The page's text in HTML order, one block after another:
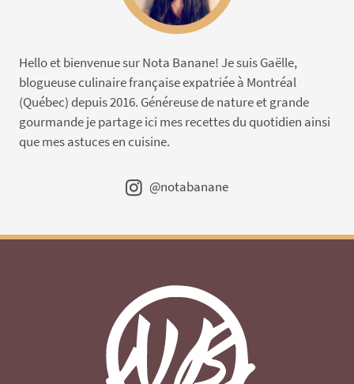
Hello et bienvenue sur Nota Banane! Je suis Gaëlle,
blogueuse culinaire française expatriée à Montréal
(Québec) depuis 2016. Généreuse de nature et grande
gourmande je partage ici mes recettes du quotidien ainsi
que mes astuces en cuisine.
@notabanane